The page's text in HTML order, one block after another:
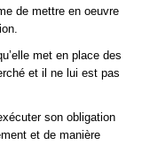
de mettre en oeuvre
met en place des
et il ne lui est pas
son obligation
et de manière